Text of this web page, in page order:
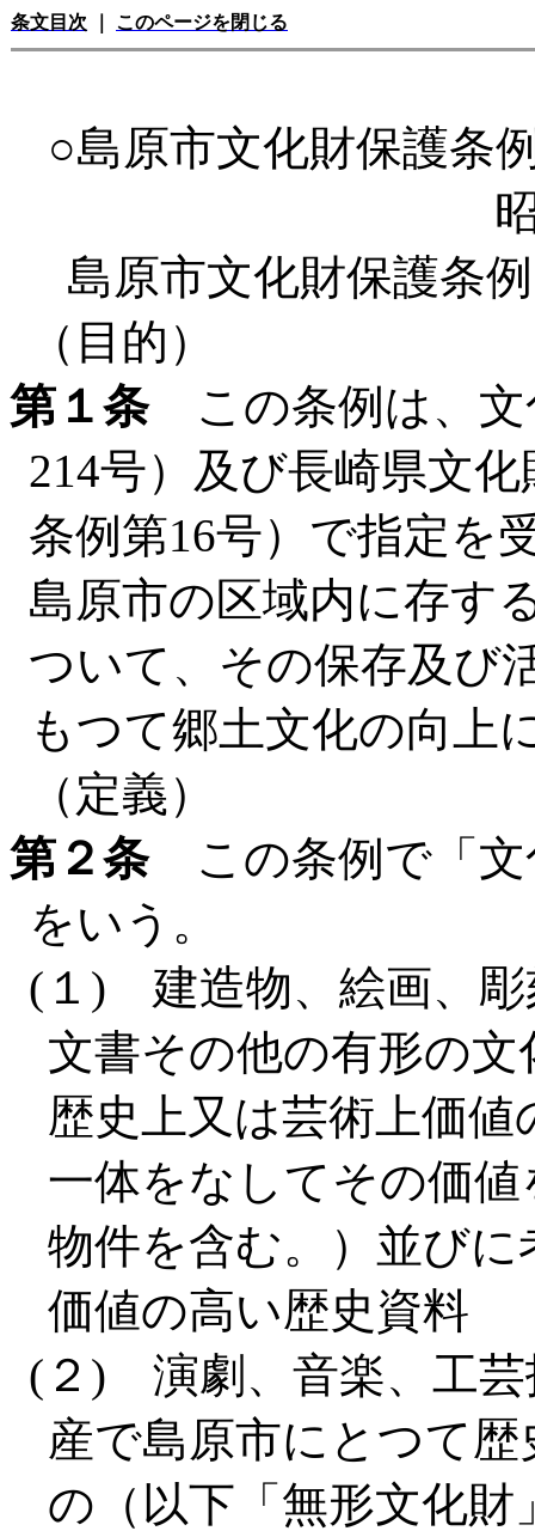
条文目次 このページを閉じる
○島原市文化財保護条
島原市文化財保護条例
（目的）
第１条この条例は、文
214号）及び長崎県文
条例第16号）で指定を
島原市の区域内に存す
ついて、その保存及び
もつて郷土文化の向上
（定義）
第２条この条例で「文
をいう。
(１) 建造物、絵画、彫
文書その他の有形の
歴史上又は芸術上価
一体をなしてその価
物件を含む。）並び
価値の高い歴史資料
(２) 演劇、音楽、工芸
産で島原市にとつて
の（以下「無形文化財